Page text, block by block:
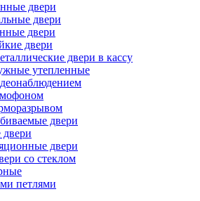
двери
двери
двери
двери
двери в кассу
утепленные
двери
двери
со стеклом
петлями